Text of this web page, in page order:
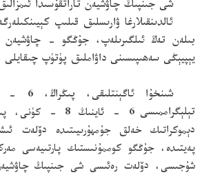
شى جىنپىڭ چاۋشيەن تاراتقۇسىدا
ئالدىنقىلارغا ۋارىسلىق قىلىپ
بىلەن تەڭ ئىلگىرىلەپ، جۇڭگو - چاۋشيەن
يېپيېڭى سەھىپىسىنى داۋاملىق پۈتۈپ چىقايلى
تېلېگراممىسى
6 - ئاينىڭ 8 -
دېموكراتىك خەلق جۇمھۇرىيىتىدە دۆلەت
پەيتىدە، جۇڭگو كوممۇنىستىك پارتىيەسى
شۇجىسى، دۆلەت رەئىسى شى جىنپىڭ